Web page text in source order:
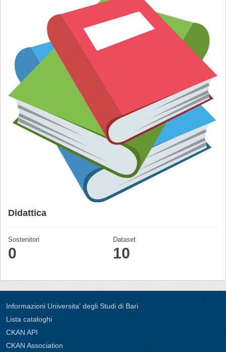
Didattica
Sostenitori
0
Dataset
10
Informazioni Universita' degli Studi di Bari
Lista cataloghi
CKAN API
CKAN Association